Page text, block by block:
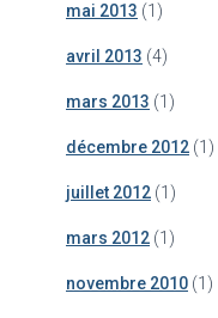
mai 2013 (1)
avril 2013 (4)
mars 2013 (1)
décembre 2012 (1)
juillet 2012 (1)
mars 2012 (1)
novembre 2010 (1)